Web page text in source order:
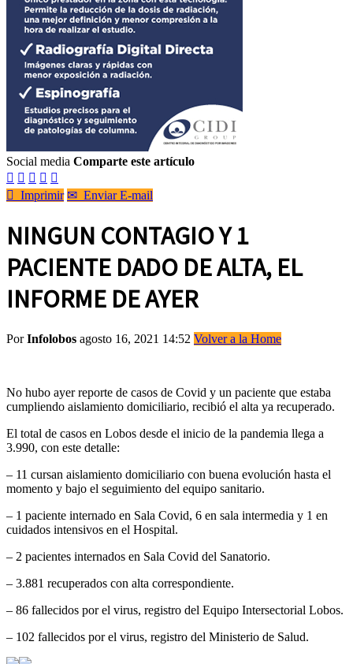
Social media Comparte este artículo
    
 Imprimir ✉ Enviar E-mail
NINGUN CONTAGIO Y 1
PACIENTE DADO DE ALTA, EL
INFORME DE AYER
PorInfolobos agosto 16, 2021 14:52 Volver a la Home
No hubo ayer reporte de casos de Covid y un paciente que estaba
cumpliendo aislamiento domiciliario, recibió el alta ya recuperado.
El total de casos en Lobos desde el inicio de la pandemia llega a
3.990, con este detalle:
– 11 cursan aislamiento domiciliario con buena evolución hasta el
momento y bajo el seguimiento del equipo sanitario.
– 1 paciente internado en Sala Covid, 6 en sala intermedia y 1 en
cuidados intensivos en el Hospital.
– 2 pacientes internados en Sala Covid del Sanatorio.
– 3.881 recuperados con alta correspondiente.
– 86 fallecidos por el virus, registro del Equipo Intersectorial Lobos.
– 102 fallecidos por el virus, registro del Ministerio de Salud.